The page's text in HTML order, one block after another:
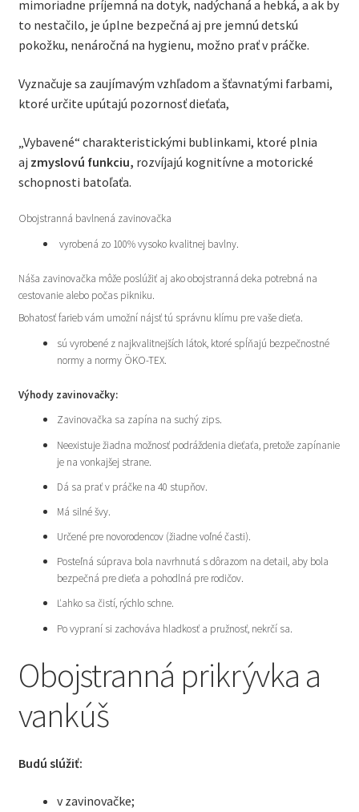
mimoriadne príjemná na dotyk, nadýchaná a hebká, a ak by
to nestačilo, je úplne bezpečná aj pre jemnú detskú
pokožku, nenáročná na hygienu, možno prať v práčke.
Vyznačuje sa zaujímavým vzhľadom a šťavnatými farbami,
ktoré určite upútajú pozornosť dieťaťa,
„Vybavené“ charakteristickými bublinkami, ktoré plnia
aj zmyslovú funkciu, rozvíjajú kognitívne a motorické
schopnosti batoľaťa.
Obojstranná bavlnená zavinovačka
vyrobená zo 100% vysoko kvalitnej bavlny.
Náša zavinovačka môže poslúžiť aj ako obojstranná deka potrebná na
cestovanie alebo počas pikniku.
Bohatosť farieb vám umožní nájsť tú správnu klímu pre vaše dieťa.
sú vyrobené z najkvalitnejších látok, ktoré spĺňajú bezpečnostné
normy a normy ÖKO-TEX.
Výhody zavinovačky:
Zavinovačka sa zapína na suchý zips.
Neexistuje žiadna možnosť podráždenia dieťaťa, pretože zapínanie
je na vonkajšej strane.
Dá sa prať v práčke na 40 stupňov.
Má silné švy.
Určené pre novorodencov (žiadne voľné časti).
Posteľná súprava bola navrhnutá s dôrazom na detail, aby bola
bezpečná pre dieťa a pohodlná pre rodičov.
Ľahko sa čistí, rýchlo schne.
Po vypraní si zachováva hladkosť a pružnosť, nekrčí sa.
Obojstranná prikrývka a
vankúš
Budú slúžiť:
v zavinovačke;